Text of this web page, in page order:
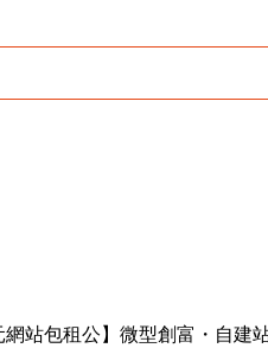
公】微型創富・自建站平台,